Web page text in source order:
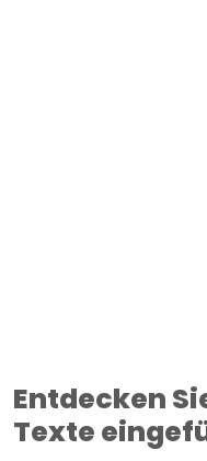
Entdecken
Texte